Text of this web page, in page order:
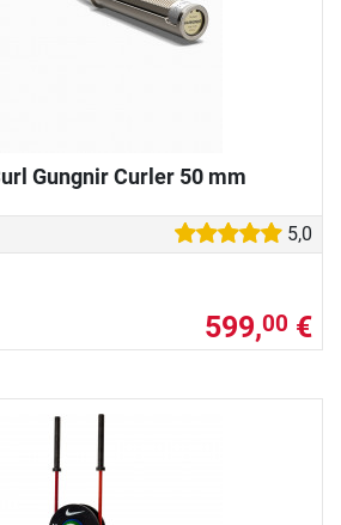
Gungnir Curler 50 mm
5,0
599,00 €